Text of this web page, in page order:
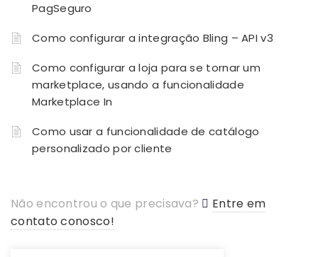
PagSeguro
Como configurar a integração Bling – API v3
Como configurar a loja para se tornar um
marketplace, usando a funcionalidade
Marketplace In
Como usar a funcionalidade de catálogo
personalizado por cliente
Não encontrou o que precisava?
Entre em
contato conosco!